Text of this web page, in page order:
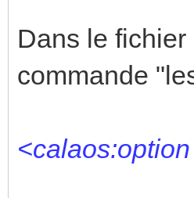
Dans le
commande